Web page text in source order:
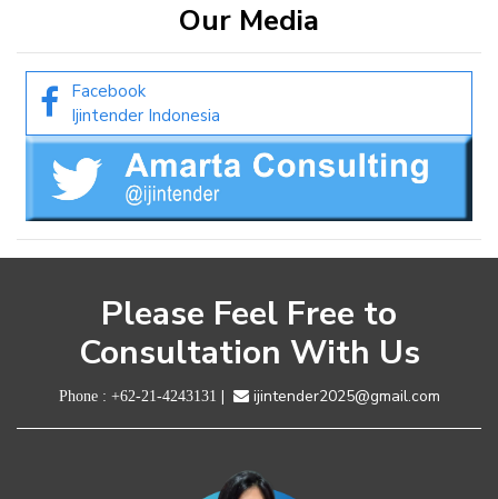
Our Media
Facebook
Ijintender Indonesia
Please Feel Free to
Consultation With Us
Phone : +62-21-4243131 | ijintender2025@gmail.com